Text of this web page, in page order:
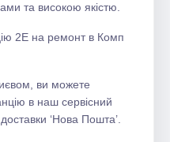
та високою якістю.
2E на ремонт в Комп
ви можете
в наш сервісний
‘Нова Пошта’.